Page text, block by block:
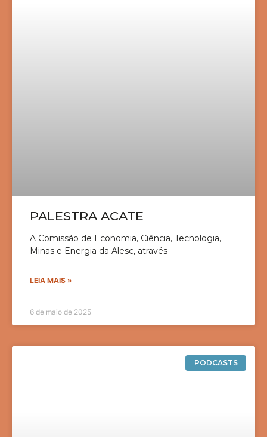
PALESTRA ACATE
A Comissão de Economia, Ciência, Tecnologia,
Minas e Energia da Alesc, através
LEIA MAIS »
6 de maio de 2025
PODCASTS